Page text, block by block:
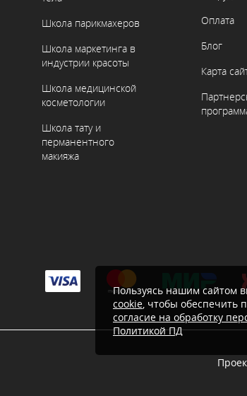
Школа парикмахеров
Школа маркетинга в
индустрии красоты
Школа медицинской
косметологии
Школа тату и
перманентного
макияжа
Оплата
Блог
Карта
Пользуясь нашим сайтом
cookie, чтобы обеспечить
согласие на обработку
Политикой ПД